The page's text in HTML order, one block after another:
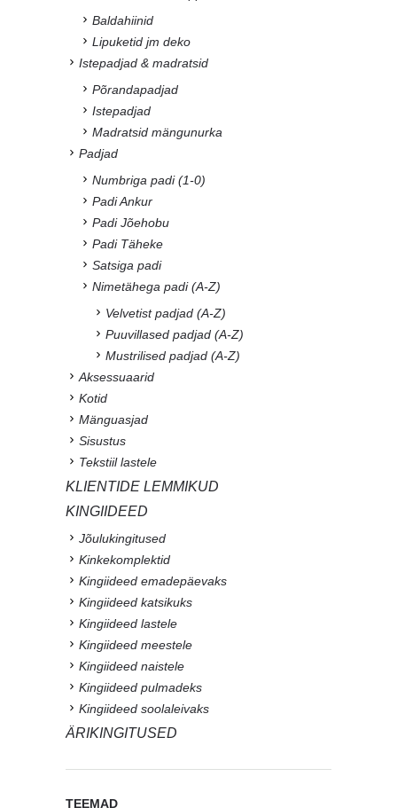
Baldahiinid
Lipuketid jm deko
Istepadjad & madratsid
Põrandapadjad
Istepadjad
Madratsid mängunurka
Padjad
Numbriga padi (1-0)
Padi Ankur
Padi Jõehobu
Padi Täheke
Satsiga padi
Nimetähega padi (A-Z)
Velvetist padjad (A-Z)
Puuvillased padjad (A-Z)
Mustrilised padjad (A-Z)
Aksessuaarid
Kotid
Mänguasjad
Sisustus
Tekstiil lastele
KLIENTIDE LEMMIKUD
KINGIIDEED
Jõulukingitused
Kinkekomplektid
Kingiideed emadepäevaks
Kingiideed katsikuks
Kingiideed lastele
Kingiideed meestele
Kingiideed naistele
Kingiideed pulmadeks
Kingiideed soolaleivaks
ÄRIKINGITUSED
TEEMAD